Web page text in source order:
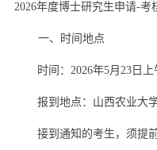
2026年度博士研究生申请-考
一、时间地点
时间： 2026年5月23日上
报到地点：山西农业大
接到通知的考生，须提